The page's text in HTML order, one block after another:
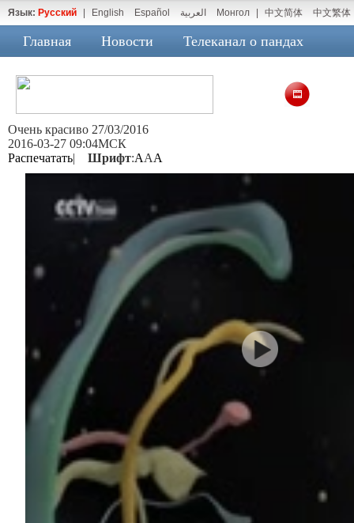
Язык: Русский English Español العربية Монгол 中文简体 中文繁体
Главная Новости Телеканал о пандах
Очень красиво 27/03/2016
2016-03-27 09:04МСК
Распечатать| Шрифт:AAA